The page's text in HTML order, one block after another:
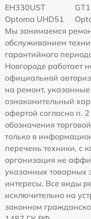
EH330UST
Optoma UHD51
Мы занимаемся
обслуживанием
гарантийного
Новгороде работает
официальной
на ремонт,
ознакомительный
офертой согласно п.
обозначения
только в
перечень техники, с
организация не
указанных товарных
интересы. Все виды
исключительно на
законном